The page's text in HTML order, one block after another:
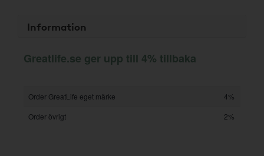
Information
Greatlife.se ger upp till 4% tillbaka
Order GreatLife eget märke
4%
Order övrigt
2%